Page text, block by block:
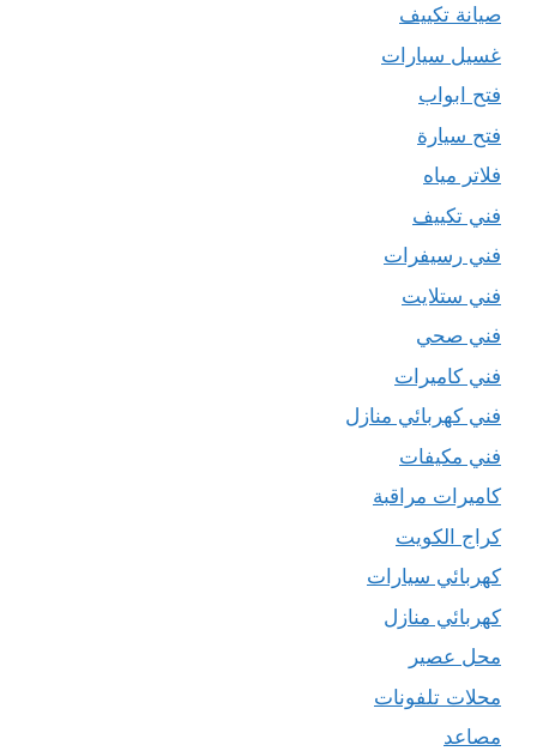
صيانة تكييف
غسيل سيارات
فتح ابواب
فتح سيارة
فلاتر مياه
فني تكييف
فني رسيفرات
فني ستلايت
فني صحي
فني كاميرات
فني كهربائي منازل
فني مكيفات
كاميرات مراقبة
كراج الكويت
كهربائي سيارات
كهربائي منازل
محل عصير
محلات تلفونات
مصاعد